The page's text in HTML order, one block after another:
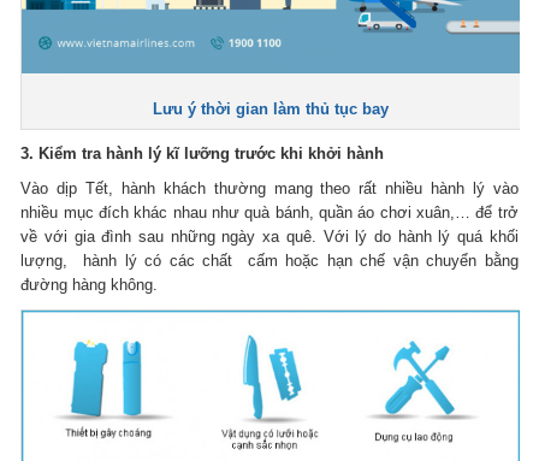
Lưu ý thời gian làm thủ tục bay
3. Kiểm tra hành lý kĩ lưỡng trước khi khởi hành
Vào dịp Tết, hành khách thường mang theo rất nhiều hành lý vào
nhiều mục đích khác nhau như quà bánh, quần áo chơi xuân,… để trở
về với gia đình sau những ngày xa quê. Với lý do hành lý quá khối
lượng, hành lý có các chất cấm hoặc hạn chế vận chuyển bằng
đường hàng không.